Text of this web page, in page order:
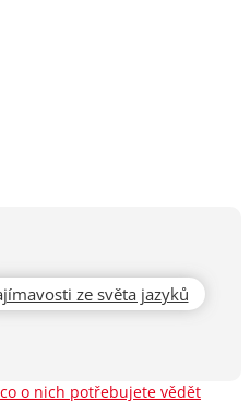
ze světa jazyků
o nich potřebujete vědět